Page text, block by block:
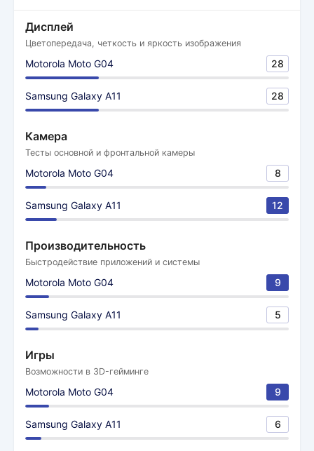
Дисплей
Цветопередача, четкость и яркость изображения
Motorola Moto G04 28
Samsung Galaxy A11 28
Камера
Тесты основной и фронтальной камеры
Motorola Moto G04 8
Samsung Galaxy A11 12
Производительность
Быстродействие приложений и системы
Motorola Moto G04 9
Samsung Galaxy A11 5
Игры
Возможности в 3D-гейминге
Motorola Moto G04 9
Samsung Galaxy A11 6